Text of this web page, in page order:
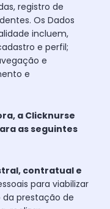
registro de
Os Dados
incluem,
e perfil;
e
e
a Clicknurse
as seguintes
contratual e
para viabilizar
prestação de